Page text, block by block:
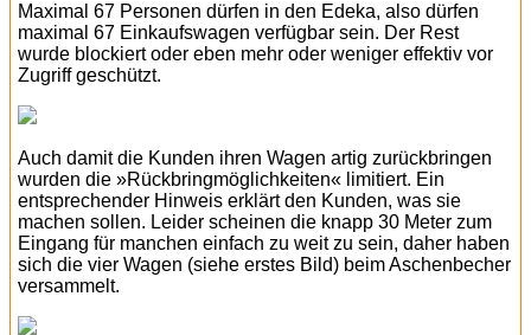
Maximal 67 Personen dürfen in den Edeka, also dürfen
maximal 67 Einkaufswagen verfügbar sein. Der Rest
wurde blockiert oder eben mehr oder weniger effektiv vor
Zugriff geschützt.
Auch damit die Kunden ihren Wagen artig zurückbringen
wurden die »Rückbringmöglichkeiten« limitiert. Ein
entsprechender Hinweis erklärt den Kunden, was sie
machen sollen. Leider scheinen die knapp 30 Meter zum
Eingang für manchen einfach zu weit zu sein, daher haben
sich die vier Wagen (siehe erstes Bild) beim Aschenbecher
versammelt.